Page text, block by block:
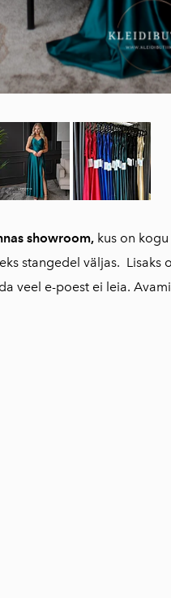
showroom, kus on
stangedel väljas. Lisaks
veel e-poest ei leia.